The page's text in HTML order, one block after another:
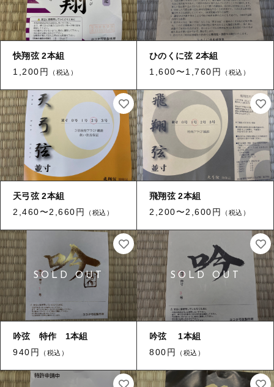
快翔弦 2本組
1,200円
（税込）
ひのくに弦 2本組
1,600〜1,760円
（税込）
天弓弦 2本組
2,460〜2,660円
（税込）
飛翔弦 2本組
2,200〜2,600円
（税込）
吟弦 特作 1本組
940円
（税込）
吟弦 1本組
800円
（税込）
お知らせ
ブログ
ご利用ガイド
お問い合わせ
ログイン